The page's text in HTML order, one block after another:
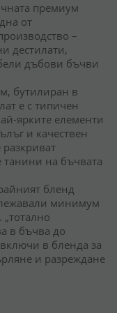
премиум
от
–
дестилати,
дъбови бъчви
бутилиран в
е с типичен
ярките елементи
и качествен
танини на бъчвата
бленд
минимум
в бъчва до
в бленда за
и разреждане